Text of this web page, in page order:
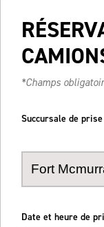
*Champs
Succursale de
Date et heure de